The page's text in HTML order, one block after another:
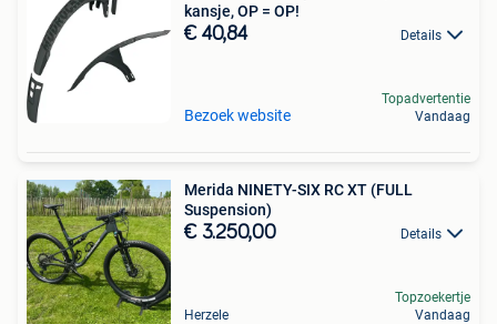
kansje, OP = OP!
€ 40,84 Details
Bezoek website
Topadvertentie
Vandaag
Merida NINETY-SIX RC XT (FULL
Suspension)
€ 3.250,00 Details
Herzele
Topzoekertje
Vandaag